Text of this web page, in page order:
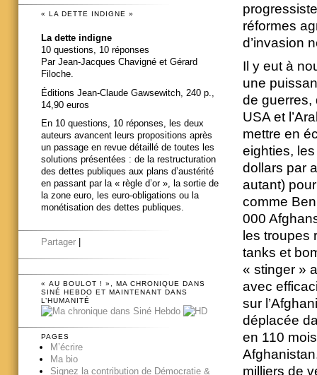
réformes
d’invasion
Il y eut à
une
de guerres,
USA et
mettre en
eighties,
dollars par
autant)
comme
000
les troupes
tanks et
« stinger »
avec
sur
déplacée
en 110
milliers de
« LA DETTE INDIGNE »
La dette indigne
10 questions, 10 réponses
Par Jean-Jacques Chavigné et Gérard
Filoche.
Éditions Jean-Claude Gawsewitch, 240 p.,
14,90 euros
En 10 questions, 10 réponses, les deux
auteurs avancent leurs propositions après
un passage en revue détaillé de toutes les
solutions présentées : de la restructuration
des dettes publiques aux plans d’austérité
en passant par la « règle d’or », la sortie de
la zone euro, les euro-obligations ou la
monétisation des dettes publiques.
Partager
« AU BOULOT ! », MA CHRONIQUE DANS
SINÉ HEBDO ET MAINTENANT DANS
L’HUMANITÉ
PAGES
M’écrire
Ma bio
Signez la contribution de Démocratie &